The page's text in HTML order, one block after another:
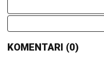
KOMENTARI (0)